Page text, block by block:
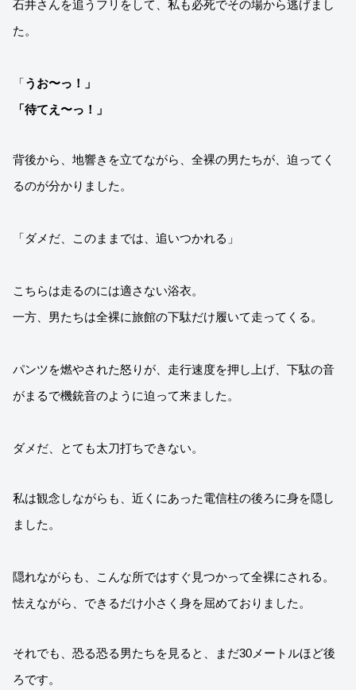
石井さんを追うフリをして、私も必死でその場から逃げまし
た。
「 うお〜っ！」
「待てえ〜っ！」
背後から、地響きを立てながら、全裸の男たちが、迫ってく
るのが分かりました。
「ダメだ、このままでは、追いつかれる」
こちらは走るのには適さない浴衣。
一方、男たちは全裸に旅館の下駄だけ履いて走ってくる。
パンツを燃やされた怒りが、走行速度を押し上げ、下駄の音
がまるで機銃音のように迫って来ました。
ダメだ、とても太刀打ちできない。
私は観念しながらも、近くにあった電信柱の後ろに身を隠し
ました。
隠れながらも、こんな所ではすぐ見つかって全裸にされる。
怯えながら、できるだけ小さく身を屈めておりました。
それでも、恐る恐る男たちを見ると、まだ30メートルほど後
ろです。